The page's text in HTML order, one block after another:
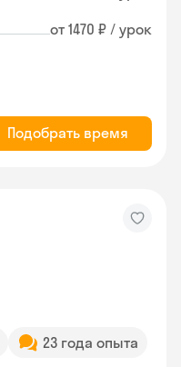
от 1470 ₽ / урок
Подобрать время
23 года опыта